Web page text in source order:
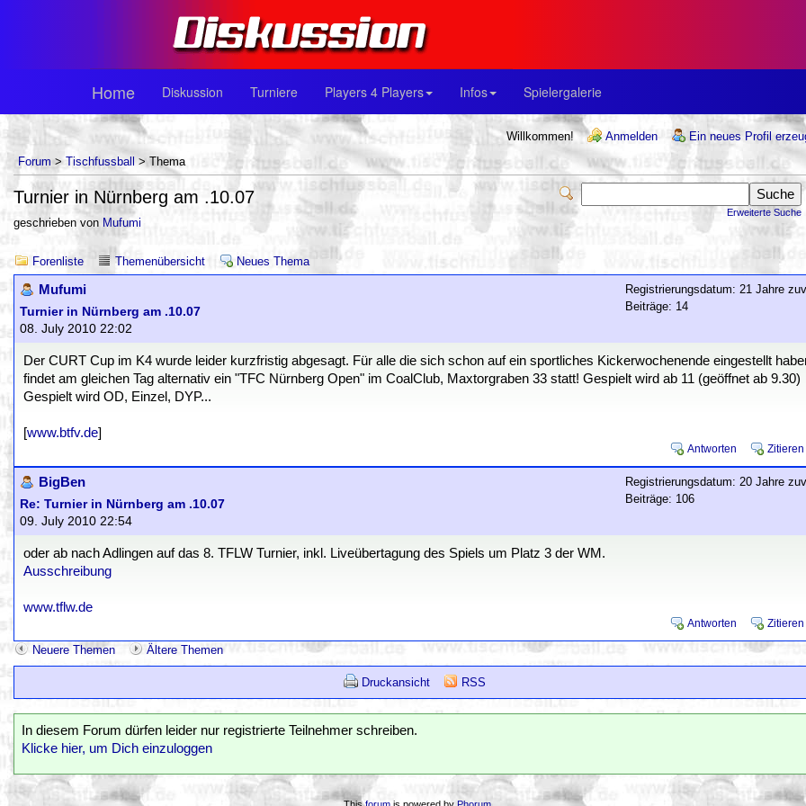
Home Diskussion Turniere Players 4 Players Infos Spielergalerie
Willkommen! Anmelden
Ein neues Profil
Forum > Tischfussball > Thema
Erweiterte Suche
Turnier in Nürnberg am .10.07
geschrieben von Mufumi
Forenliste Themenübersicht Neues Thema
Mufumi
Turnier in Nürnberg am .10.07
08. July 2010 22:02
Registrierungsdatum: 21 Jahre
Beiträge: 14
Der CURT Cup im K4 wurde leider kurzfristig abgesagt. Für alle die sich schon auf ein sportliches Kickerwochenende eingestellt
findet am gleichen Tag alternativ ein "TFC Nürnberg Open" im CoalClub, Maxtorgraben 33 statt! Gespielt wird ab 11 (geöffnet ab 9.30)
Gespielt wird OD, Einzel, DYP...
[www.btfv.de]
Antworten Zitieren
BigBen
Re: Turnier in Nürnberg am .10.07
09. July 2010 22:54
Registrierungsdatum: 20 Jahre
Beiträge: 106
oder ab nach Adlingen auf das 8. TFLW Turnier, inkl. Liveübertagung des Spiels um Platz 3 der WM.
Ausschreibung
www.tflw.de
Antworten Zitieren
Neuere Themen Ältere Themen
Druckansicht RSS
In diesem Forum dürfen leider nur registrierte Teilnehmer schreiben.
Klicke hier, um Dich einzuloggen